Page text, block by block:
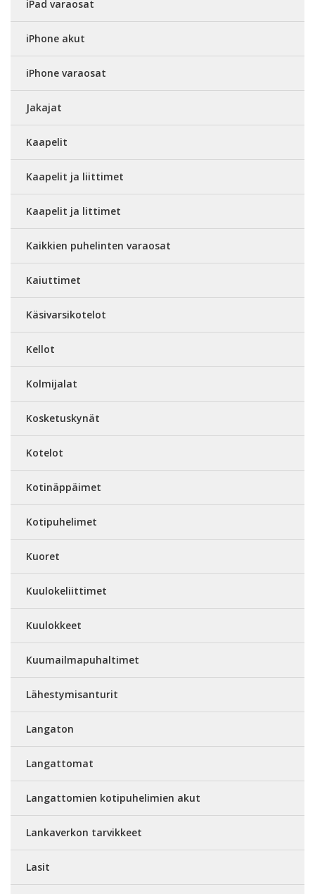
iPad varaosat
iPhone akut
iPhone varaosat
Jakajat
Kaapelit
Kaapelit ja liittimet
Kaapelit ja littimet
Kaikkien puhelinten varaosat
Kaiuttimet
Käsivarsikotelot
Kellot
Kolmijalat
Kosketuskynät
Kotelot
Kotinäppäimet
Kotipuhelimet
Kuoret
Kuulokeliittimet
Kuulokkeet
Kuumailmapuhaltimet
Lähestymisanturit
Langaton
Langattomat
Langattomien kotipuhelimien akut
Lankaverkon tarvikkeet
Lasit